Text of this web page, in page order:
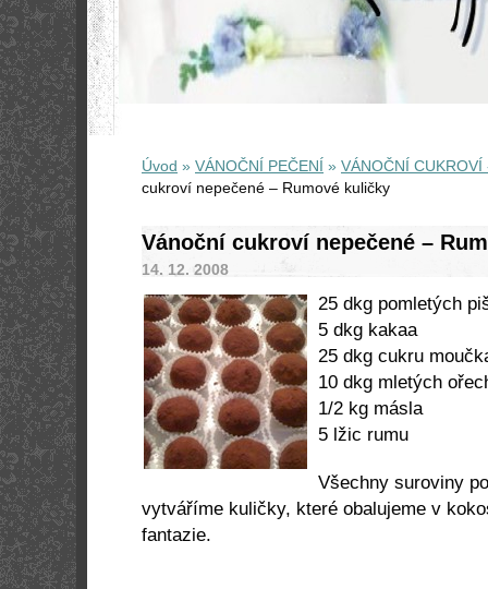
Úvod » VÁNOČNÍ PEČENÍ » VÁNOČNÍ CUKROVÍ
cukroví nepečené – Rumové kuličky
Vánoční cukroví nepečené –
14. 12. 2008
25 dkg pomletých
5 dkg kakaa
25 dkg cukru
10 dkg mletých
1/2 kg másla
5 lžic rumu
Všechny suroviny
vytváříme kuličky, které obalujeme v
fantazie.